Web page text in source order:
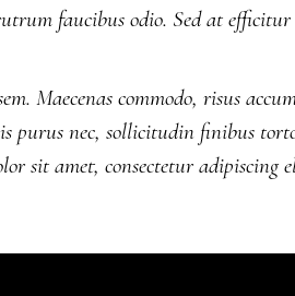
faucibus odio. Sed at efficitur
Maecenas commodo, risus
purus nec, sollicitudin finibus
sit amet, consectetur adipiscing